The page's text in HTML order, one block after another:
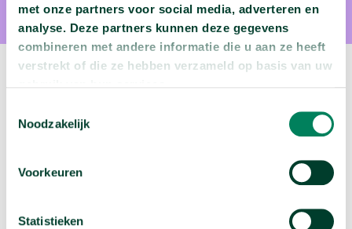
met onze partners voor social media, adverteren en
analyse. Deze partners kunnen deze gegevens
combineren met andere informatie die u aan ze heeft
verstrekt of die ze hebben verzameld op basis van uw
Noodzakelijk
Voorkeuren
Statistieken
Je brein maakt keuzes op een andere manier dan
Bekijk deze video arrow_forward